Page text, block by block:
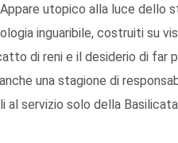
utopico alla luce dello
inguaribile, costruiti su
di reni e il desiderio di far
una stagione di
al servizio solo della